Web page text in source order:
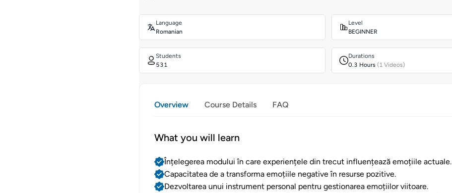
Language
Romanian
Level
BEGINNER
Students
531
Durations
0.3 Hours (1 Videos)
Overview Course Details FAQ
What you will learn
Înțelegerea modului în care experiențele din trecut influențează emoțiile actuale.
Capacitatea de a transforma emoțiile negative în resurse pozitive.
Dezvoltarea unui instrument personal pentru gestionarea emoțiilor viitoare.